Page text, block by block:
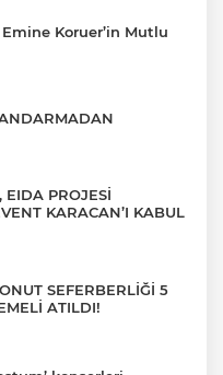
Koruer’in Mutlu
EIDA PROJESİ
KARACAN’I KABUL
SEFERBERLİĞİ 5
ATILDI!